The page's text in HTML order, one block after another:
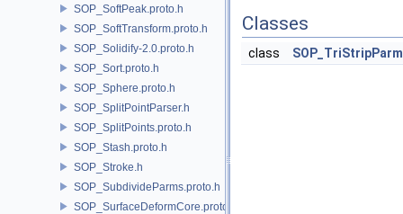
SOP_SoftPeak.proto.h
SOP_SoftTransform.proto.h
SOP_Solidify-2.0.proto.h
SOP_Sort.proto.h
SOP_Sphere.proto.h
SOP_SplitPointParser.h
SOP_SplitPoints.proto.h
SOP_Stash.proto.h
SOP_Stroke.h
SOP_SubdivideParms.proto.h
SOP_SurfaceDeformCore.proto.h
Classes
class